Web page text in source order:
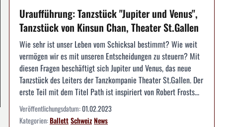
Uraufführung: Tanzstück "Jupiter und Venus",
Tanzstück von Kinsun Chan, Theater St.Gallen
Wie sehr ist unser Leben vom Schicksal bestimmt? Wie weit
vermögen wir es mit unseren Entscheidungen zu steuern? Mit
diesen Fragen beschäftigt sich Jupiter und Venus, das neue
Tanzstück des Leiters der Tanzkompanie Theater St.Gallen. Der
erste Teil mit dem Titel Path ist inspiriert von Robert Frosts...
Veröffentlichungsdatum:01.02.2023
Kategorien:BallettSchweizNews